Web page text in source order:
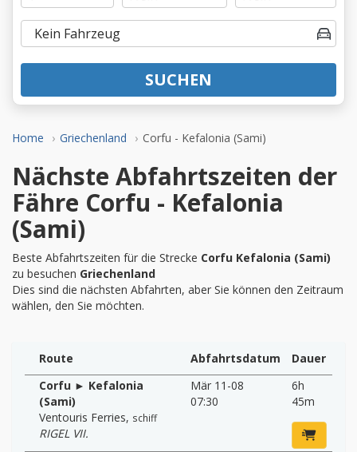
Home Griechenland Corfu - Kefalonia (Sami)
SUCHEN
Nächste Abfahrtszeiten der
Fähre Corfu - Kefalonia
(Sami)
Beste Abfahrtszeiten für die Strecke Corfu Kefalonia (Sami)
zu besuchen Griechenland
Dies sind die nächsten Abfahrten, aber Sie können den Zeitraum
wählen, den Sie möchten.
Route Abfahrtsdatum
Dauer
Corfu ► Kefalonia
(Sami)
Ventouris Ferries, schiff
RIGEL VII.
Mär 11-08
07:30
6h
45m